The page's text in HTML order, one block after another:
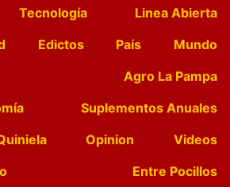
Tecnología
Linea Abierta
Edictos País
Mundo
Agro La Pampa
Suplementos Anuales
Opinion
Videos
Entre Pocillos